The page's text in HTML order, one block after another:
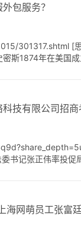
包服务？
301317.shtml [
斯1874年在美国
科技有限公司招
书记张正伟率投促
海网萌员工张富